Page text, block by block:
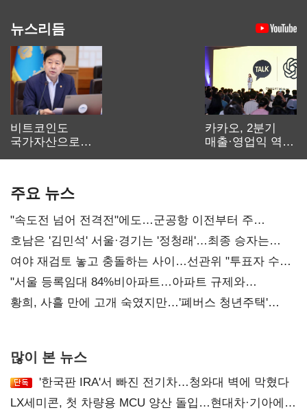
뉴스리듬
비트코인도
국가자산으로…'
카카오, 2분기
매출·영업익 역대
주요 뉴스
"속도전 넘어 전격전"에도…군공항 이전부터 주
52시간까지 '뇌관'
호남은 '김민석' 서울·경기는 '정청래'…최종 승자는
'안갯속'
여야 재검토 놓고 충돌하는 사이…선관위 "투표자 수
오차 당연"
"서울 등록임대 84%비아파트…아파트 규제와
달리해야"
황희, 사흘 만에 고개 숙였지만…'폐버스 청년주택'
많이 본 뉴스
'한국판 IRA'서 빠진 전기차…청와대 벽에 막혔다
LX세미콘, 첫 차량용 MCU 양산 돌입…현대차·기아에